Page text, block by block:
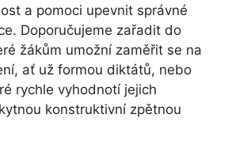
a pomoci upevnit správné
Doporučujeme zařadit do
žákům umožní zaměřit se na
ať už formou diktátů, nebo
rychle vyhodnotí jejich
konstruktivní zpětnou